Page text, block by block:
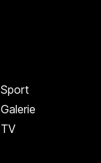
Sport
Galerie
TV